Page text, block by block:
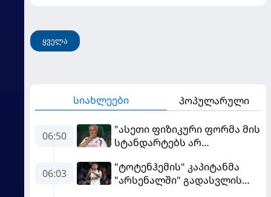
ყველა
სიახლეები პოპულარული
06:50
"ასეთი ფიზიკური ფორმა მის
სტანდარტებს არ
"რეალის" ახალწვეული
გააკრიტიკა
06:03
"ტოტენჰემის" კაპიტანმა
"არსენალში" გადასვლის